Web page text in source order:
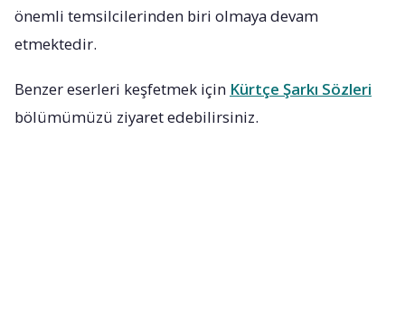
önemli temsilcilerinden biri olmaya devam
etmektedir.
Benzer eserleri keşfetmek için Kürtçe Şarkı Sözleri
bölümümüzü ziyaret edebilirsiniz.